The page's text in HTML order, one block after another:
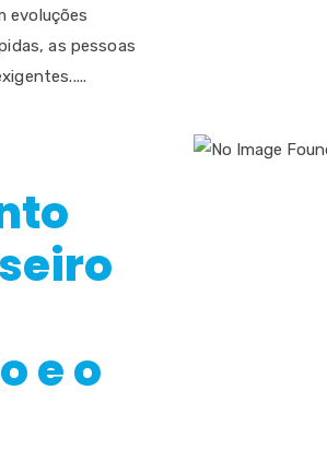
evoluções
as pessoas
e o